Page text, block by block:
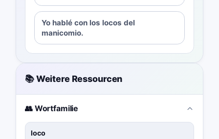
Yo hablé con los locos del
manicomio.
📚 Weitere Ressourcen
👥 Wortfamilie
loco